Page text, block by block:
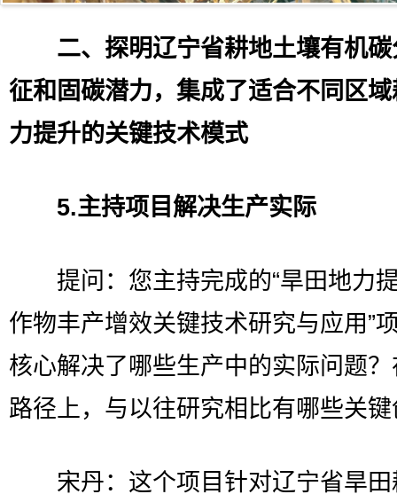
二、 探明辽宁省耕地土壤有机
征和固碳潜力，集成了适合不同区
力提升的关键技术模式
5.主持项目解决生产实际
提问：您主持完成的“旱田地力
作物丰产增效关键技术研究与应用”
核心解决了哪些生产中的实际问题
路径上，与以往研究相比有哪些关
宋丹：这个项目针对辽宁省旱田